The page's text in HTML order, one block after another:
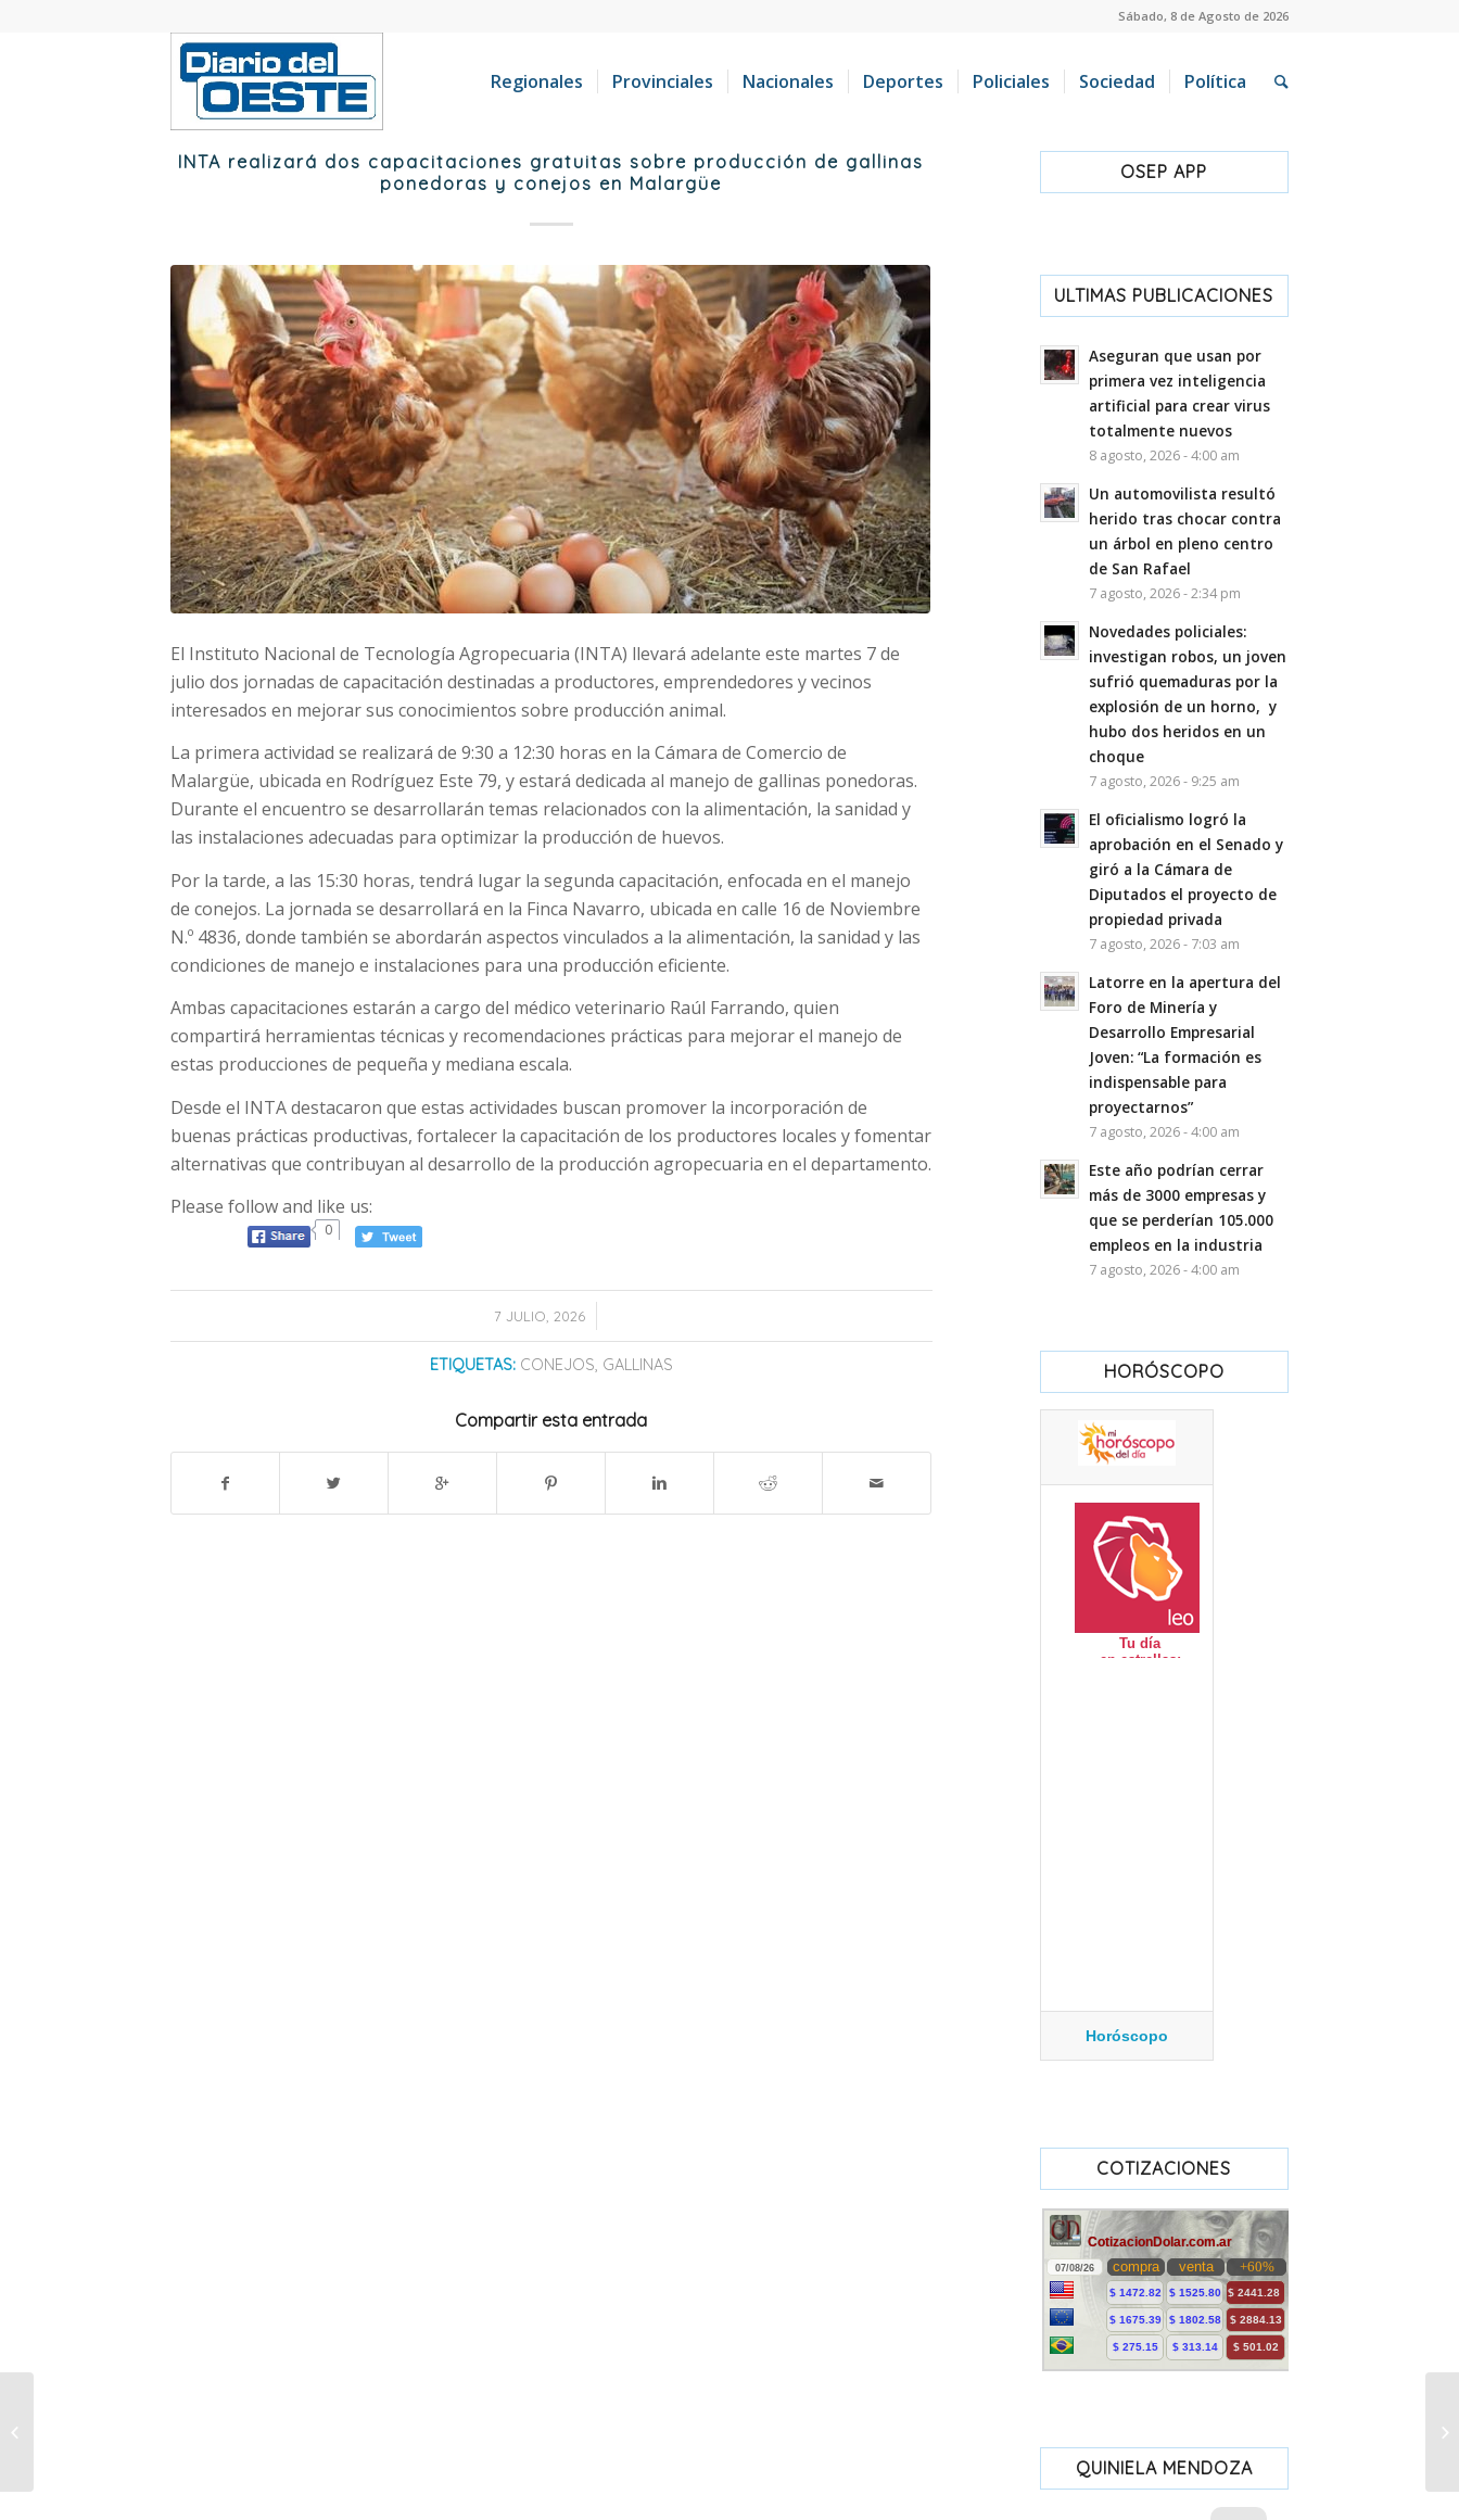
Sábado, 8 de Agosto de 2026
Regionales Provinciales Nacionales Deportes Policiales Sociedad Política
INTA realizará dos capacitaciones gratuitas sobre producción de gallinas
ponedoras y conejos en Malargüe
El Instituto Nacional de Tecnología Agropecuaria (INTA) llevará adelante este martes 7 de
julio dos jornadas de capacitación destinadas a productores, emprendedores y vecinos
interesados en mejorar sus conocimientos sobre producción animal.
La primera actividad se realizará de 9:30 a 12:30 horas en la Cámara de Comercio de
Malargüe, ubicada en Rodríguez Este 79, y estará dedicada al manejo de gallinas ponedoras.
Durante el encuentro se desarrollarán temas relacionados con la alimentación, la sanidad y
las instalaciones adecuadas para optimizar la producción de huevos.
Por la tarde, a las 15:30 horas, tendrá lugar la segunda capacitación, enfocada en el manejo
de conejos. La jornada se desarrollará en la Finca Navarro, ubicada en calle 16 de Noviembre
N.º 4836, donde también se abordarán aspectos vinculados a la alimentación, la sanidad y las
condiciones de manejo e instalaciones para una producción eficiente.
Ambas capacitaciones estarán a cargo del médico veterinario Raúl Farrando, quien
compartirá herramientas técnicas y recomendaciones prácticas para mejorar el manejo de
estas producciones de pequeña y mediana escala.
Desde el INTA destacaron que estas actividades buscan promover la incorporación de
buenas prácticas productivas, fortalecer la capacitación de los productores locales y fomentar
alternativas que contribuyan al desarrollo de la producción agropecuaria en el departamento.
Please follow and like us:
0
7 JULIO, 2026
/
ETIQUETAS: CONEJOS, GALLINAS
Compartir esta entrada
OSEP APP
ULTIMAS PUBLICACIONES
Aseguran que usan por
primera vez inteligencia
artificial para crear virus
totalmente nuevos
8 agosto, 2026 - 4:00 am
Un automovilista resultó
herido tras chocar contra
un árbol en pleno centro
de San Rafael
7 agosto, 2026 - 2:34 pm
Novedades policiales:
investigan robos, un joven
sufrió quemaduras por la
explosión de un horno, y
hubo dos heridos en un
choque
7 agosto, 2026 - 9:25 am
El oficialismo logró la
aprobación en el Senado y
giró a la Cámara de
Diputados el proyecto de
propiedad privada
7 agosto, 2026 - 7:03 am
Latorre en la apertura del
Foro de Minería y
Desarrollo Empresarial
Joven: “La formación es
indispensable para
proyectarnos”
7 agosto, 2026 - 4:00 am
Este año podrían cerrar
más de 3000 empresas y
que se perderían 105.000
empleos en la industria
7 agosto, 2026 - 4:00 am
HORÓSCOPO
Horóscopo
COTIZACIONES
QUINIELA MENDOZA